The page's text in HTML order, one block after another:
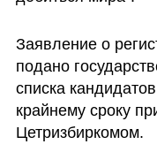
Заявление о
подано
списка
крайнему сроку
Цетризбиркомом.